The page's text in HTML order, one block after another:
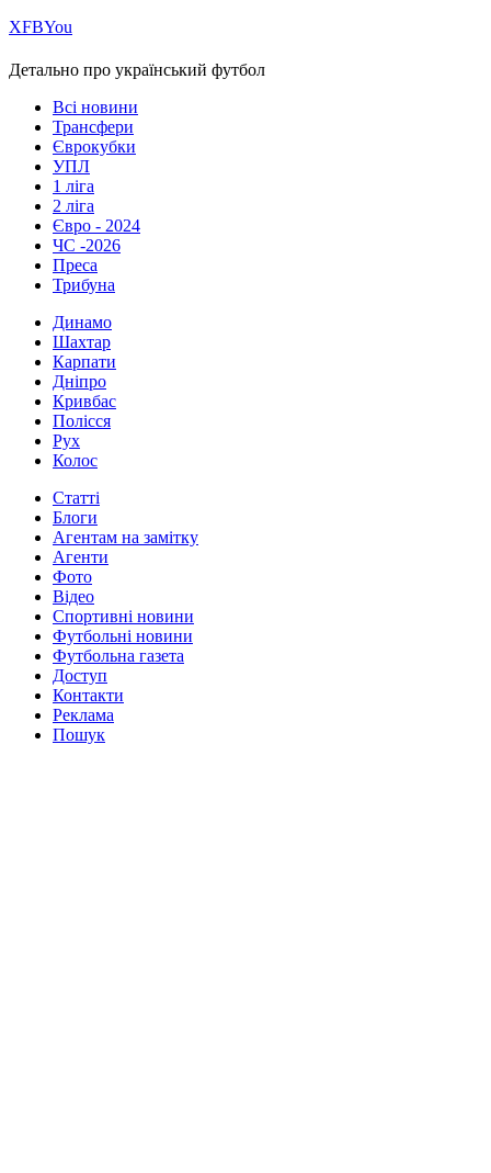
ХFBYou
Детально про український футбол
Всі новини
Трансфери
Єврокубки
УПЛ
1 ліга
2 ліга
Євро - 2024
ЧС -2026
Преса
Трибуна
Динамо
Шахтар
Карпати
Дніпро
Кривбас
Полісся
Рух
Колос
Статті
Блоги
Агентам на замітку
Агенти
Фото
Відео
Спортивні новини
Футбольні новини
Футбольна газета
Доступ
Контакти
Реклама
Пошук